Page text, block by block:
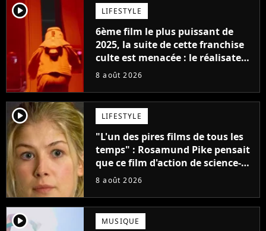
player2 LIFESTYLE
6ème film le plus puissant de
2025, la suite de cette franchise
culte est menacée : le réalisateur
claque la porte pour "différends
8 août 2026
player2 LIFESTYLE
"L'un des pires films de tous les
temps" : Rosamund Pike pensait
que ce film d'action de science-
fiction avec Dwayne Johnson
8 août 2026
player2 MUSIQUE